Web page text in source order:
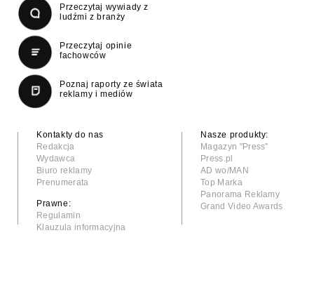
Przeczytaj wywiady z
ludźmi z branży
Przeczytaj opinie
fachowców
Poznaj raporty ze świata
reklamy i mediów
Kontakty do nas
Redakcja
Wydawca
Biuro reklamy
Prenumerata
Prawne:
Regulamin
Klauzula informacyjna
Nasze produkty:
Magazyn "Press"
Press.pl
AD wo/MAN
Top Marka
Panorama Reklamy
Grand Video Awards